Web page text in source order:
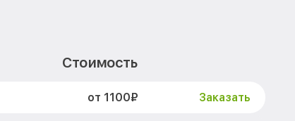
Стоимость
от 1100₽ Заказать